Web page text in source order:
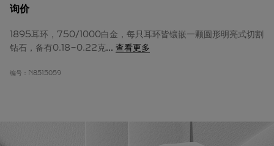
询价
1895耳环，750/1000白金，每只耳环皆镶嵌一颗圆形明亮式切割
钻石，备有0.18-0.22克... 查看更多
编号： N8515059